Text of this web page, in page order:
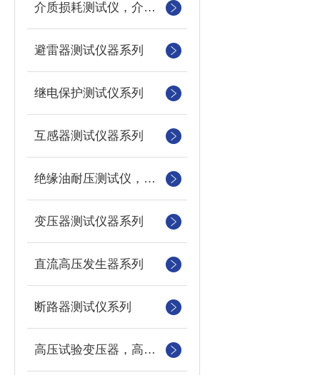
介质损耗测试仪，介损测试仪
避雷器测试仪器系列
继电保护测试仪系列
互感器测试仪器系列
绝缘油耐压测试仪，绝缘油介电强度测试仪，油杯
变压器测试仪器系列
直流高压发生器系列
断路器测试仪系列
高压试验变压器，高压测量仪，数字微安表